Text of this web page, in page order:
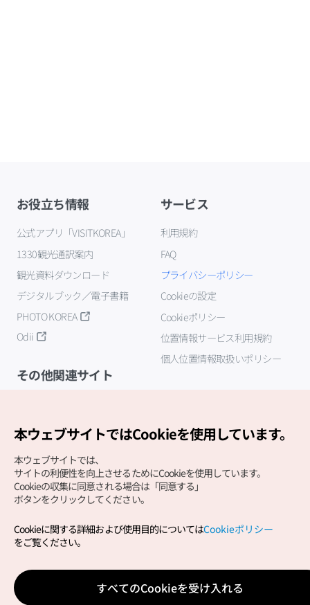
お役立ち情報
公式アプリ「VISITKOREA」
1330観光通訳案内
観光資料ダウンロード
デジタルブック／電子書籍
PHOTO KOREA
Odii
サービス
利用規約
FAQ
プライバシーポリシー
Cookieの設定
Cookieポリシー
位置情報サービス利用規約
個人位置情報取扱いポリシー
その他関連サイト
Copyright (c) Korea Tourism Organization All Rights
サイトエラー報告公式メール
japanese@knto.or.kr
本ウェブサイトではCookieを使用しています。
本ウェブサイトでは、
サイトの利便性を向上させるためにCookieを使用しています。
Cookieの収集に同意される場合は「同意する」
ボタンをクリックしてください。
Cookieに関する詳細および使用目的についてはCookieポリシー
をご覧ください。
すべてのCookieを受け入れる